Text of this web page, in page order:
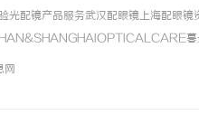
光配镜产品服务武汉配眼镜上海配眼
暮
与上海设有4家门店。以完整验光、
网
飞牛影视：打造多